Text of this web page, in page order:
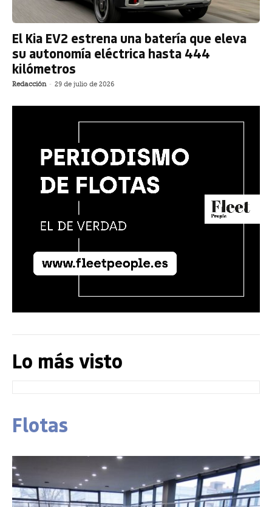
El Kia EV2 estrena una batería que eleva
su autonomía eléctrica hasta 444
kilómetros
Redacción - 29 de julio de 2026
Lo más visto
Flotas